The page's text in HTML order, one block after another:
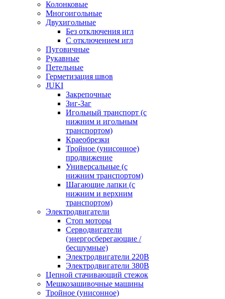
Колонковые
Многоигольные
Двухигольные
Без отключения игл
С отключением игл
Пуговичные
Рукавные
Петельные
Герметизация швов
JUKI
Закрепочные
Зиг-Заг
Игольный транспорт (с
нижним и игольным
транспортом)
Краеобрезки
Тройное (унисонное)
продвижение
Универсальные (с
нижним транспортом)
Шагающие лапки (с
нижним и верхним
транспортом)
Электродвигатели
Стоп моторы
Серводвигатели
(энергосберегающие /
бесшумные)
Электродвигатели 220В
Электродвигатели 380В
Цепной стачивающий стежок
Мешкозашивочные машины
Тройное (унисонное)